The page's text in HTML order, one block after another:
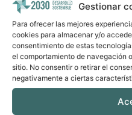
Gestionar
Para ofrecer las mejores
cookies para almacenar y/o
consentimiento de estas
el comportamiento de navegación
sitio. No consentir o retirar el
negativamente a ciertas
Propuestas didácticas
para trabajar el ODS 3.
Salud y Bienestar